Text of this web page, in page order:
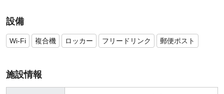
設備
Wi-Fi 複合機 ロッカー フリードリンク 郵便ポスト
施設情報